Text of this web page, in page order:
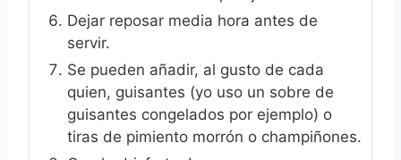
Dejar reposar media hora antes de
servir.
Se pueden añadir, al gusto de cada
quien, guisantes (yo uso un sobre de
guisantes congelados por ejemplo) o
tiras de pimiento morrón o champiñones.